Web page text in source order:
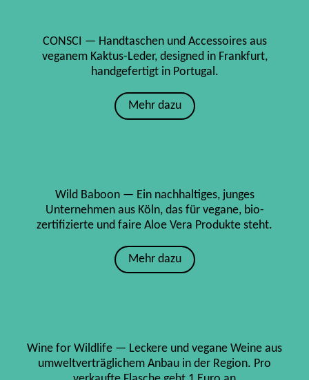
CONSCI — Handtaschen und Accessoires aus
veganem Kaktus-Leder, designed in Frankfurt,
handgefertigt in Portugal.
Mehr dazu
Wild Baboon — Ein nachhaltiges, junges
Unternehmen aus Köln, das für vegane, bio-
zertifizierte und faire Aloe Vera Produkte steht.
Mehr dazu
Wine for Wildlife — Leckere und vegane Weine aus
umweltverträglichem Anbau in der Region. Pro